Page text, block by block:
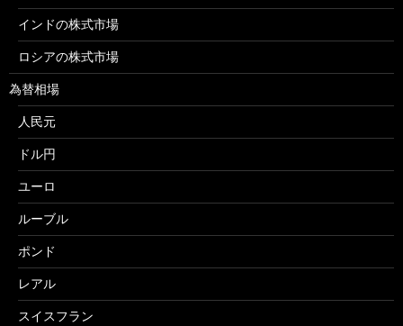
インドの株式市場
ロシアの株式市場
為替相場
人民元
ドル円
ユーロ
ルーブル
ポンド
レアル
スイスフラン